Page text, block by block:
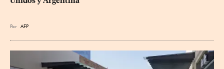
Por AFP